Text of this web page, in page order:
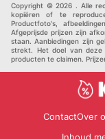
Copyright © 2026 . Alle
kopiëren of te
Productfoto's,
Afgeprijsde prijzen zijn
staan. Aanbiedingen zijn
strekt. Het doel van
producten te claimen.
ContactOver